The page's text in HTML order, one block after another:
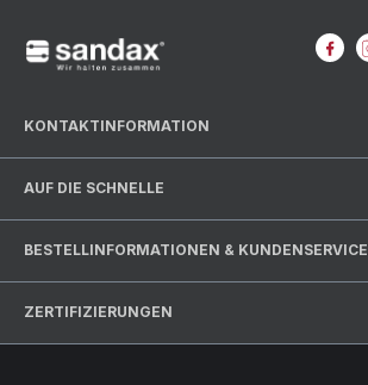
KONTAKTINFORMATION
AUF DIE SCHNELLE
BESTELLINFORMATIONEN & KUNDENSERVICE
ZERTIFIZIERUNGEN